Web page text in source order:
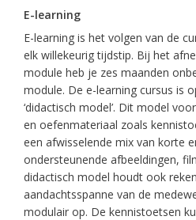
E-learning
E-learning is het volgen van de
elk willekeurig tijdstip. Bij het
module heb je zes maanden
module. De e-learning cursus is
‘didactisch model’. Dit model
en oefenmateriaal zoals
een afwisselende mix van korte
ondersteunende afbeeldingen,
didactisch model houdt ook
aandachtsspanne van de
modulair op. De kennistoetsen